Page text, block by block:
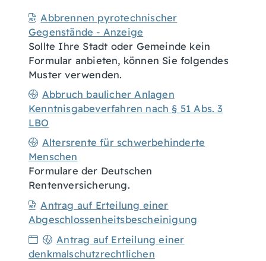
Abbrennen pyrotechnischer
Gegenstände - Anzeige
Sollte Ihre Stadt oder Gemeinde kein
Formular anbieten, können Sie folgendes
Muster verwenden.
Abbruch baulicher Anlagen
Kenntnisgabeverfahren nach § 51 Abs. 3
LBO
Altersrente für schwerbehinderte
Menschen
Formulare der Deutschen
Rentenversicherung.
Antrag auf Erteilung einer
Abgeschlossenheitsbescheinigung
Antrag auf Erteilung einer
denkmalschutzrechtlichen